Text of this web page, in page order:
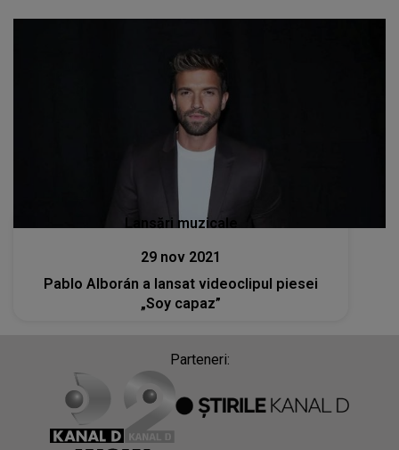
Lansări muzicale
29 nov 2021
Pablo Alborán a lansat videoclipul piesei
„Soy capaz”
Parteneri: